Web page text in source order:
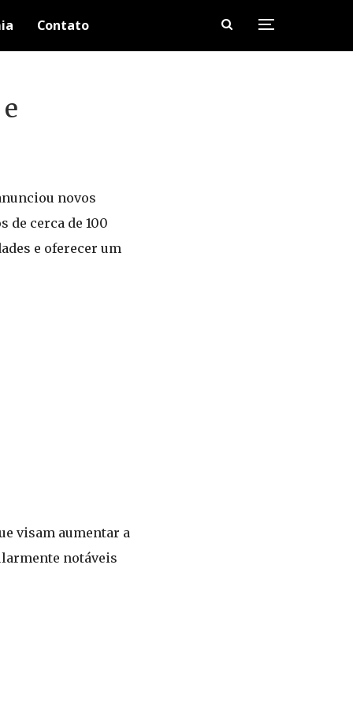
Contato
novos
de cerca de 100
e oferecer um
visam aumentar a
notáveis